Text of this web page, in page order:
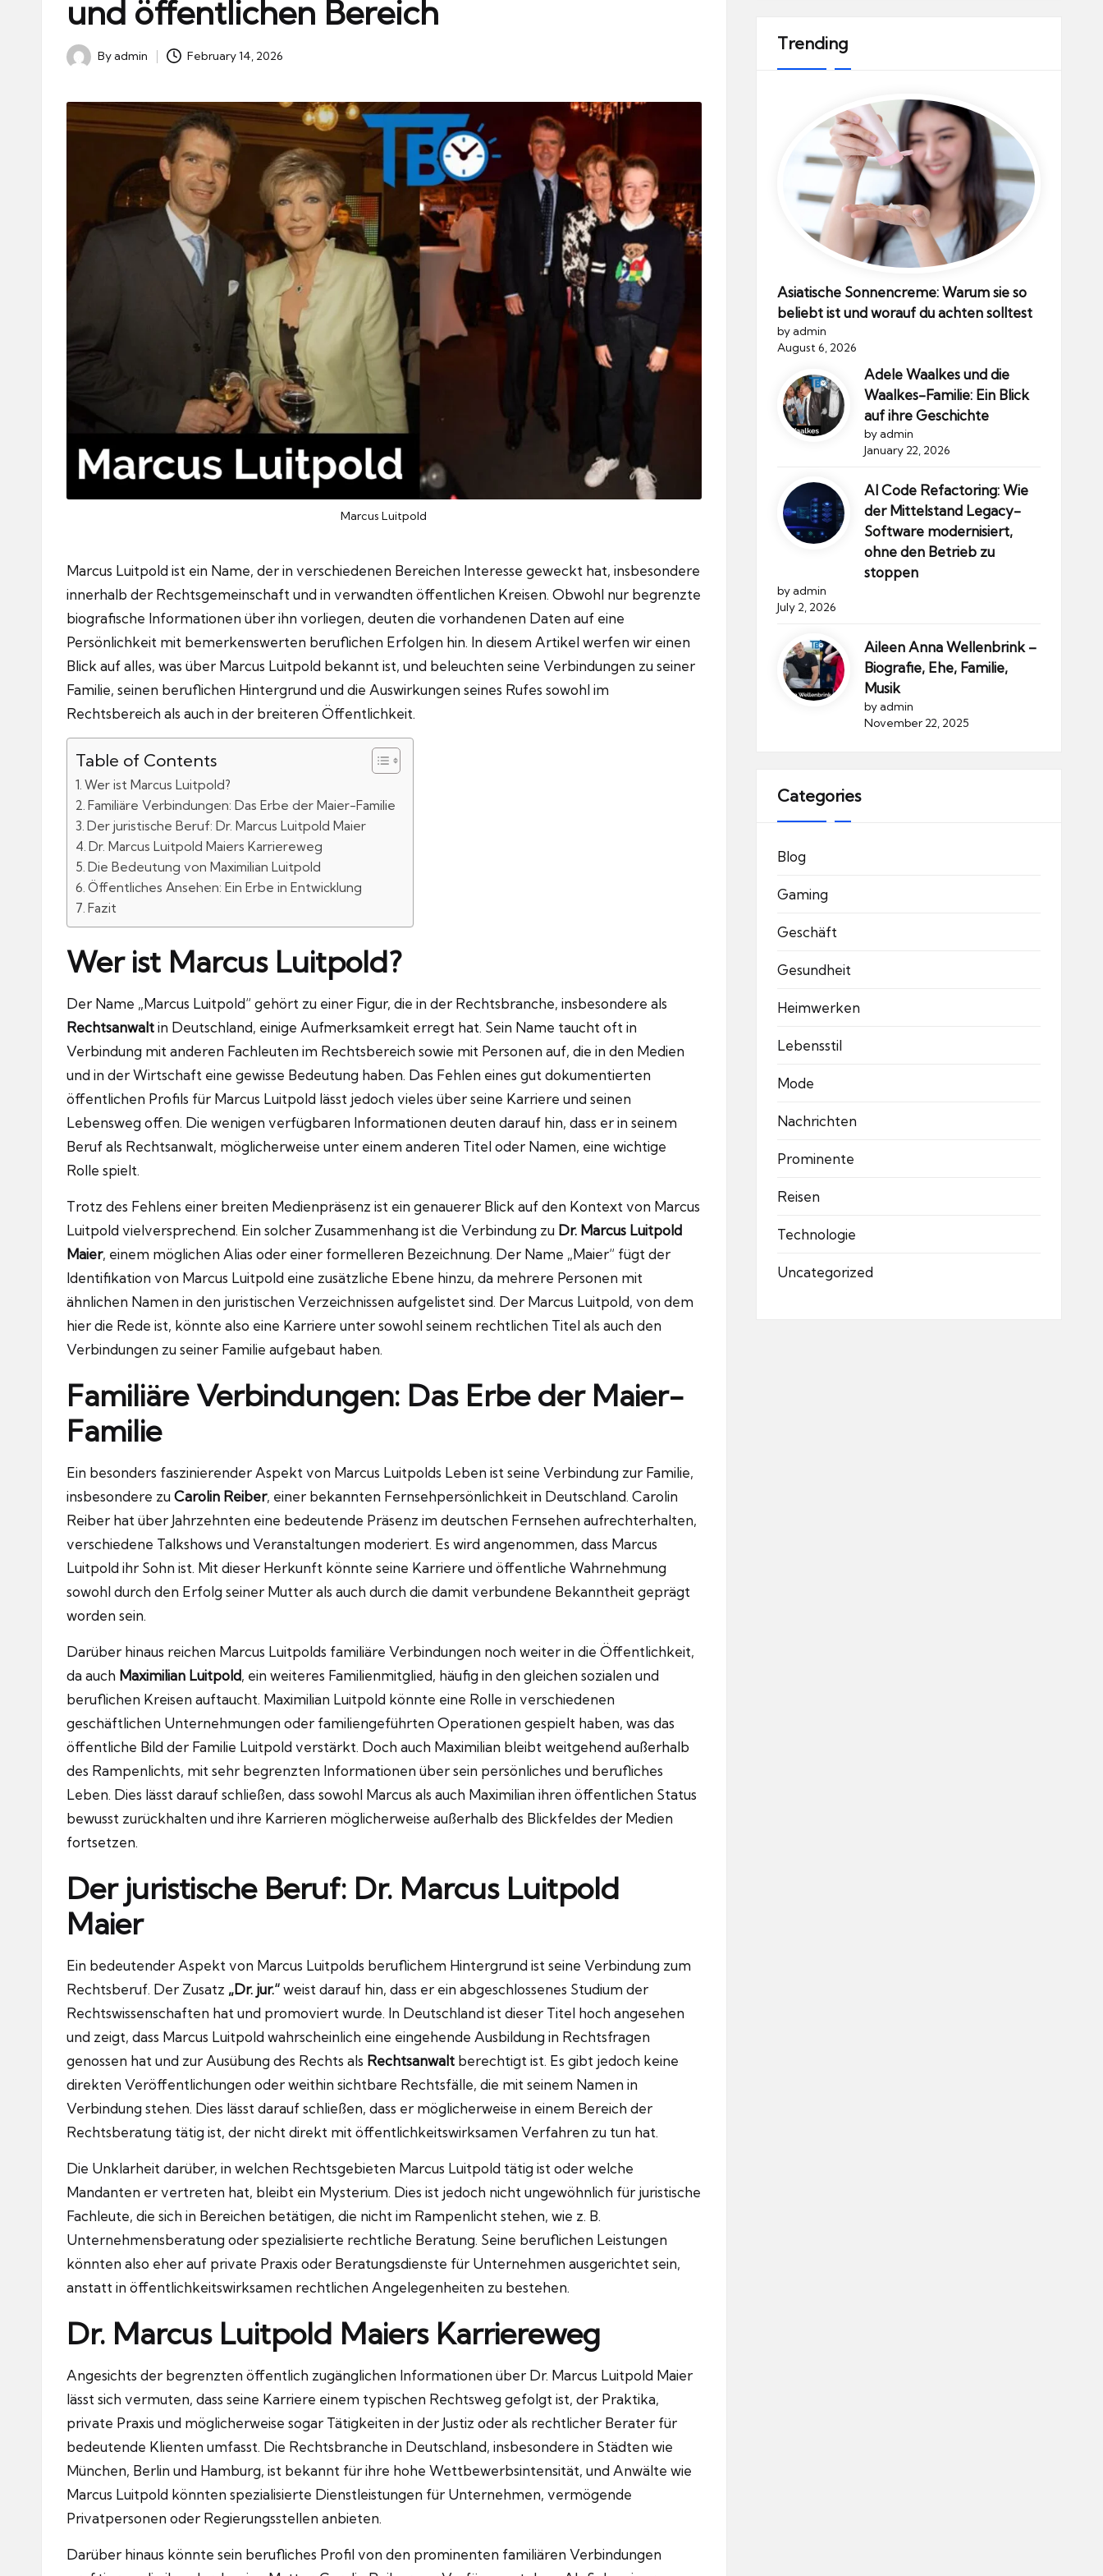
und öffentlichen Bereich
Posted
Byadmin February 14, 2026
Marcus Luitpold
Marcus Luitpold ist ein Name, der in verschiedenen Bereichen Interesse geweckt hat, insbesondere
innerhalb der Rechtsgemeinschaft und in verwandten öffentlichen Kreisen. Obwohl nur begrenzte
biografische Informationen über ihn vorliegen, deuten die vorhandenen Daten auf eine
Persönlichkeit mit bemerkenswerten beruflichen Erfolgen hin. In diesem Artikel werfen wir einen
Blick auf alles, was über Marcus Luitpold bekannt ist, und beleuchten seine Verbindungen zu seiner
Familie, seinen beruflichen Hintergrund und die Auswirkungen seines Rufes sowohl im
Rechtsbereich als auch in der breiteren Öffentlichkeit.
Table of Contents
Wer ist Marcus Luitpold?
Familiäre Verbindungen: Das Erbe der Maier-Familie
Der juristische Beruf: Dr. Marcus Luitpold Maier
Dr. Marcus Luitpold Maiers Karriereweg
Die Bedeutung von Maximilian Luitpold
Öffentliches Ansehen: Ein Erbe in Entwicklung
Fazit
Wer ist Marcus Luitpold?
Der Name „Marcus Luitpold“ gehört zu einer Figur, die in der Rechtsbranche, insbesondere als
Rechtsanwaltin Deutschland, einige Aufmerksamkeit erregt hat. Sein Name taucht oft in
Verbindung mit anderen Fachleuten im Rechtsbereich sowie mit Personen auf, die in den Medien
und in der Wirtschaft eine gewisse Bedeutung haben. Das Fehlen eines gut dokumentierten
öffentlichen Profils für Marcus Luitpold lässt jedoch vieles über seine Karriere und seinen
Lebensweg offen. Die wenigen verfügbaren Informationen deuten darauf hin, dass er in seinem
Beruf als Rechtsanwalt, möglicherweise unter einem anderen Titel oder Namen, eine wichtige
Rolle spielt.
Trotz des Fehlens einer breiten Medienpräsenz ist ein genauerer Blick auf den Kontext von Marcus
Luitpold vielversprechend. Ein solcher Zusammenhang ist die Verbindung zu Dr. Marcus Luitpold
Maier, einem möglichen Alias oder einer formelleren Bezeichnung. Der Name „Maier“ fügt der
Identifikation von Marcus Luitpold eine zusätzliche Ebene hinzu, da mehrere Personen mit
ähnlichen Namen in den juristischen Verzeichnissen aufgelistet sind. Der Marcus Luitpold, von dem
hier die Rede ist, könnte also eine Karriere unter sowohl seinem rechtlichen Titel als auch den
Verbindungen zu seiner Familie aufgebaut haben.
Familiäre Verbindungen: Das Erbe der Maier-
Familie
Ein besonders faszinierender Aspekt von Marcus Luitpolds Leben ist seine Verbindung zur Familie,
insbesondere zu Carolin Reiber, einer bekannten Fernsehpersönlichkeit in Deutschland. Carolin
Reiber hat über Jahrzehnten eine bedeutende Präsenz im deutschen Fernsehen aufrechterhalten,
verschiedene Talkshows und Veranstaltungen moderiert. Es wird angenommen, dass Marcus
Luitpold ihr Sohn ist. Mit dieser Herkunft könnte seine Karriere und öffentliche Wahrnehmung
sowohl durch den Erfolg seiner Mutter als auch durch die damit verbundene Bekanntheit geprägt
worden sein.
Darüber hinaus reichen Marcus Luitpolds familiäre Verbindungen noch weiter in die Öffentlichkeit,
da auch Maximilian Luitpold, ein weiteres Familienmitglied, häufig in den gleichen sozialen und
beruflichen Kreisen auftaucht. Maximilian Luitpold könnte eine Rolle in verschiedenen
geschäftlichen Unternehmungen oder familiengeführten Operationen gespielt haben, was das
öffentliche Bild der Familie Luitpold verstärkt. Doch auch Maximilian bleibt weitgehend außerhalb
des Rampenlichts, mit sehr begrenzten Informationen über sein persönliches und berufliches
Leben. Dies lässt darauf schließen, dass sowohl Marcus als auch Maximilian ihren öffentlichen Status
bewusst zurückhalten und ihre Karrieren möglicherweise außerhalb des Blickfeldes der Medien
fortsetzen.
Der juristische Beruf: Dr. Marcus Luitpold
Maier
Ein bedeutender Aspekt von Marcus Luitpolds beruflichem Hintergrund ist seine Verbindung zum
Rechtsberuf. Der Zusatz „Dr. jur.“weist darauf hin, dass er ein abgeschlossenes Studium der
Rechtswissenschaften hat und promoviert wurde. In Deutschland ist dieser Titel hoch angesehen
und zeigt, dass Marcus Luitpold wahrscheinlich eine eingehende Ausbildung in Rechtsfragen
genossen hat und zur Ausübung des Rechts als Rechtsanwalt berechtigt ist. Es gibt jedoch keine
direkten Veröffentlichungen oder weithin sichtbare Rechtsfälle, die mit seinem Namen in
Verbindung stehen. Dies lässt darauf schließen, dass er möglicherweise in einem Bereich der
Rechtsberatung tätig ist, der nicht direkt mit öffentlichkeitswirksamen Verfahren zu tun hat.
Die Unklarheit darüber, in welchen Rechtsgebieten Marcus Luitpold tätig ist oder welche
Mandanten er vertreten hat, bleibt ein Mysterium. Dies ist jedoch nicht ungewöhnlich für juristische
Fachleute, die sich in Bereichen betätigen, die nicht im Rampenlicht stehen, wie z. B.
Unternehmensberatung oder spezialisierte rechtliche Beratung. Seine beruflichen Leistungen
könnten also eher auf private Praxis oder Beratungsdienste für Unternehmen ausgerichtet sein,
anstatt in öffentlichkeitswirksamen rechtlichen Angelegenheiten zu bestehen.
Dr. Marcus Luitpold Maiers Karriereweg
Angesichts der begrenzten öffentlich zugänglichen Informationen über Dr. Marcus Luitpold Maier
lässt sich vermuten, dass seine Karriere einem typischen Rechtsweg gefolgt ist, der Praktika,
private Praxis und möglicherweise sogar Tätigkeiten in der Justiz oder als rechtlicher Berater für
bedeutende Klienten umfasst. Die Rechtsbranche in Deutschland, insbesondere in Städten wie
München, Berlin und Hamburg, ist bekannt für ihre hohe Wettbewerbsintensität, und Anwälte wie
Marcus Luitpold könnten spezialisierte Dienstleistungen für Unternehmen, vermögende
Privatpersonen oder Regierungsstellen anbieten.
Darüber hinaus könnte sein berufliches Profil von den prominenten familiären Verbindungen
Trending
Asiatische Sonnencreme: Warum sie so
beliebt ist und worauf du achten solltest
by admin
August 6, 2026
Adele Waalkes und die
Waalkes-Familie: Ein Blick
auf ihre Geschichte
by admin
January 22, 2026
AI Code Refactoring: Wie
der Mittelstand Legacy-
Software modernisiert,
ohne den Betrieb zu
stoppen
by admin
July 2, 2026
Aileen Anna Wellenbrink –
Biografie, Ehe, Familie,
Musik
by admin
November 22, 2025
Categories
Blog
Gaming
Geschäft
Gesundheit
Heimwerken
Lebensstil
Mode
Nachrichten
Prominente
Reisen
Technologie
Uncategorized